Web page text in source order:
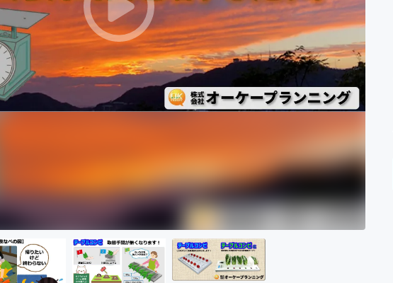
CAMPFIRE for Social GoodCAMPFIRE
CAMPFIREふるさと納税machi-yaコミュニテ